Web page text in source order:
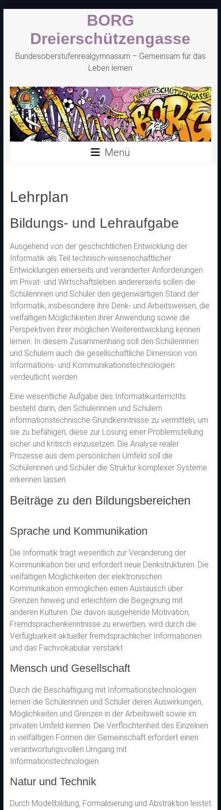
springen
BORG
Dreierschützengasse
Bundesoberstufenrealgymnasium – Gemeinsam für das
Leben lernen
Menü
Lehrplan
Bildungs- und Lehraufgabe
Ausgehend von der geschichtlichen Entwicklung der
Informatik als Teil technisch-wissenschaftlicher
Entwicklungen einerseits und veränderter Anforderungen
im Privat- und Wirtschaftsleben andererseits sollen die
Schülerinnen und Schüler den gegenwärtigen Stand der
Informatik, insbesondere ihre Denk- und Arbeitsweisen, die
vielfältigen Möglichkeiten ihrer Anwendung sowie die
Perspektiven ihrer möglichen Weiterentwicklung kennen
lernen. In diesem Zusammenhang soll den Schülerinnen
und Schülern auch die gesellschaftliche Dimension von
Informations- und Kommunikationstechnologien
verdeutlicht werden.
Eine wesentliche Aufgabe des Informatikunterrichts
besteht darin, den Schülerinnen und Schülern
informationstechnische Grundkenntnisse zu vermitteln, um
sie zu befähigen, diese zur Lösung einer Problemstellung
sicher und kritisch einzusetzen. Die Analyse realer
Prozesse aus dem persönlichen Umfeld soll die
Schülerinnen und Schüler die Struktur komplexer Systeme
erkennen lassen.
Beiträge zu den Bildungsbereichen
Sprache und Kommunikation
Die Informatik trägt wesentlich zur Veränderung der
Kommunikation bei und erfordert neue Denkstrukturen. Die
vielfältigen Möglichkeiten der elektronischen
Kommunikation ermöglichen einen Austausch über
Grenzen hinweg und erleichtern die Begegnung mit
anderen Kulturen. Die davon ausgehende Motivation,
Fremdsprachenkenntnisse zu erwerben, wird durch die
Verfügbarkeit aktueller fremdsprachlicher Informationen
und das Fachvokabular verstärkt.
Mensch und Gesellschaft
Durch die Beschäftigung mit Informationstechnologien
lernen die Schülerinnen und Schüler deren Auswirkungen,
Möglichkeiten und Grenzen in der Arbeitswelt sowie im
privaten Umfeld kennen. Die Verflochtenheit des Einzelnen
in vielfältigen Formen der Gemeinschaft erfordert einen
verantwortungsvollen Umgang mit
Informationstechnologien.
Natur und Technik
Durch Modellbildung, Formalisierung und Abstraktion leistet